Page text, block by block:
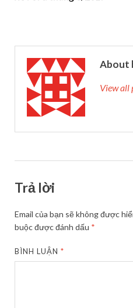
About
View all
Trả lời
Email của bạn sẽ không được
buộc được đánh dấu *
BÌNH LUẬN*